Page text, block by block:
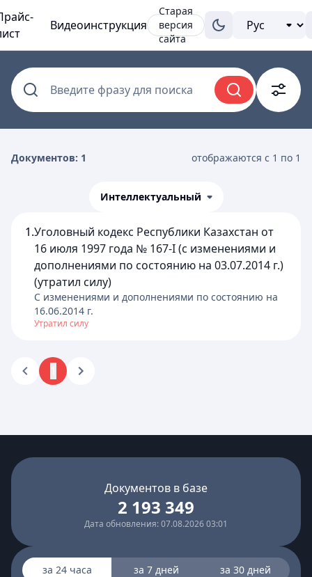
Видеоинструкция
Старая
версия
сайта
Введите фразу для поиска
Документов: 1 отображаются с 1 по 1
Интеллектуальный
1.Уголовный кодекс Республики Казахстан от
16 июля 1997 года № 167-I (с изменениями и
дополнениями по состоянию на 03.07.2014 г.)
(утратил силу)
C изменениями и дополнениями по состоянию на
16.06.2014 г.
Утратил силу
Документов в базе
2 193 349
Дата обновления: 07.08.2026 03:01
за 24 часа за 7 дней за 30 дней